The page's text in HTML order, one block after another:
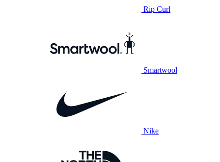
Rip Curl
Smartwool
Nike